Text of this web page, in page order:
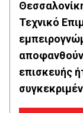
Τεχνικό
αποφανθούν
επισκευής